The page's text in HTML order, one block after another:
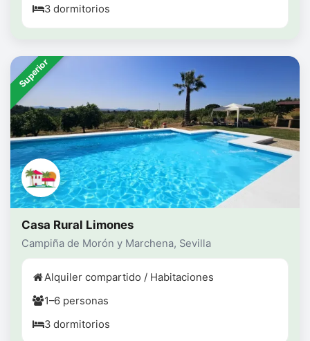
3 dormitorios
Superior
Casa Rural Limones
Campiña de Morón y Marchena, Sevilla
Alquiler compartido / Habitaciones
1–6 personas
3 dormitorios